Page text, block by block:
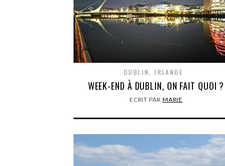
DUBLIN ,IRLANDE
WEEK-END À DUBLIN, ON FAIT QUOI ?
ECRIT PAR MARIE